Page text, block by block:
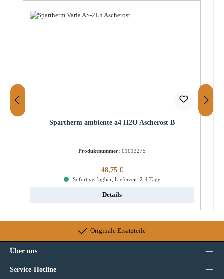
Spartherm ambiente a4 H2O Ascherost B
Produktnummer: 01013275
Regulärer Preis:
48,75 €
Sofort verfügbar, Lieferzeit: 2-4 Tage
Details
Originale Ersatzteile
Über uns
Service-Hotline